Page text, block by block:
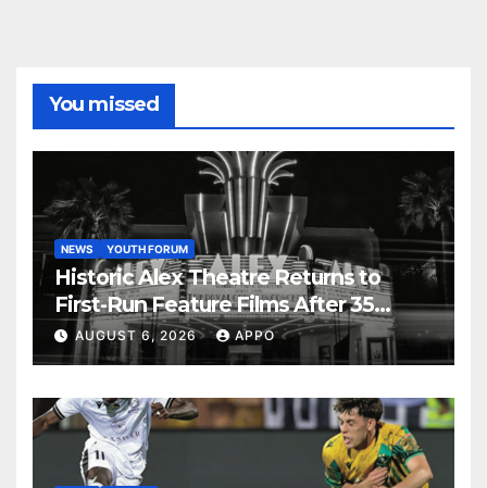
You missed
NEWS YOUTH FORUM
Historic Alex Theatre Returns to
First-Run Feature Films After 35
Years
AUGUST 6, 2026 APPO